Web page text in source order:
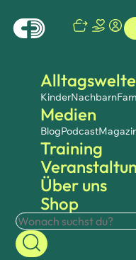
KinderNachbarn
Medien
BlogPodcast
Training
Über uns
Shop